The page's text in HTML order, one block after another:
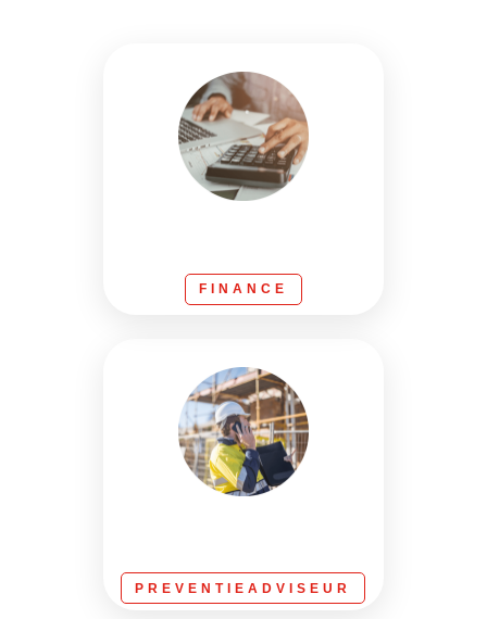
FINANCE
PREVENTIEADVISEUR